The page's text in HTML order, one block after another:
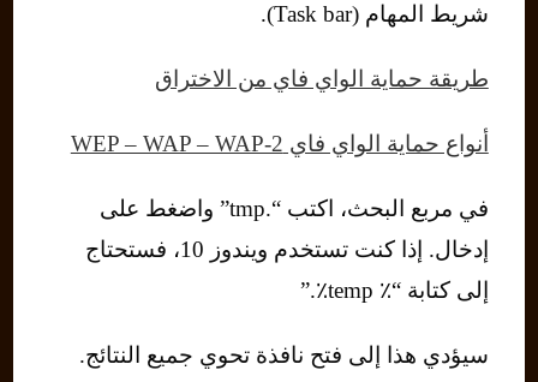
شريط المهام (Task bar).
طريقة حماية الواي فاي من الاختراق
أنواع حماية الواي فاي WEP – WAP – WAP-2
في مربع البحث، اكتب “.tmp” واضغط على
إدخال. إذا كنت تستخدم ويندوز 10، فستحتاج
إلى كتابة “٪ temp٪.”
سيؤدي هذا إلى فتح نافذة تحوي جميع النتائج.